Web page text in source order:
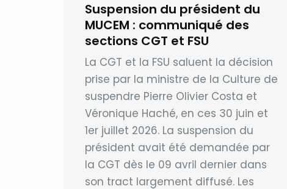
Suspension du président du
MUCEM : communiqué des
sections CGT et FSU
La CGT et la FSU saluent la décision
prise par la ministre de la Culture de
suspendre Pierre Olivier Costa et
Véronique Haché, en ces 30 juin et
1er juillet 2026. La suspension du
président avait été demandée par
la CGT dès le 09 avril dernier dans
son tract largement diffusé. Les